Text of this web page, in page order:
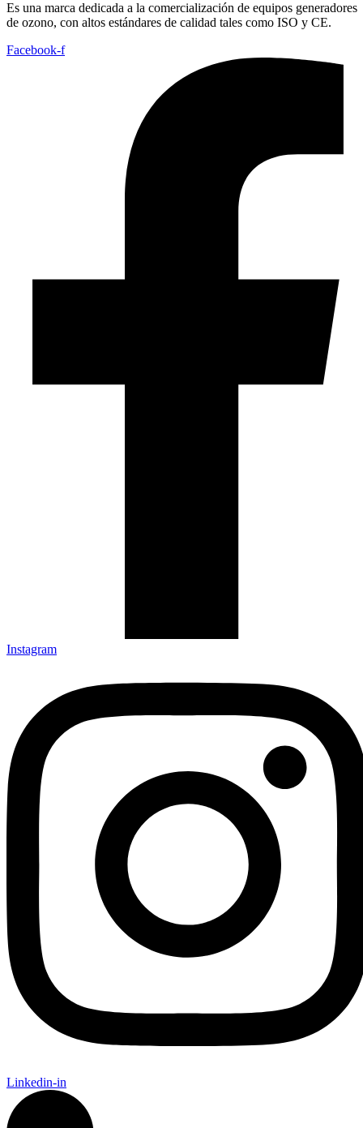
Es una marca dedicada a la comercialización de equipos generadores
de ozono, con altos estándares de calidad tales como ISO y CE.
Facebook-f
Instagram
Linkedin-in